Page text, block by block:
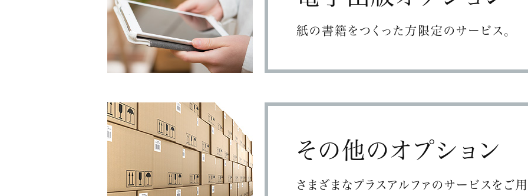
紙の書籍をつくった方限定のサービス。
その他のオプション
さまざまなプラスアルファのサービスをご